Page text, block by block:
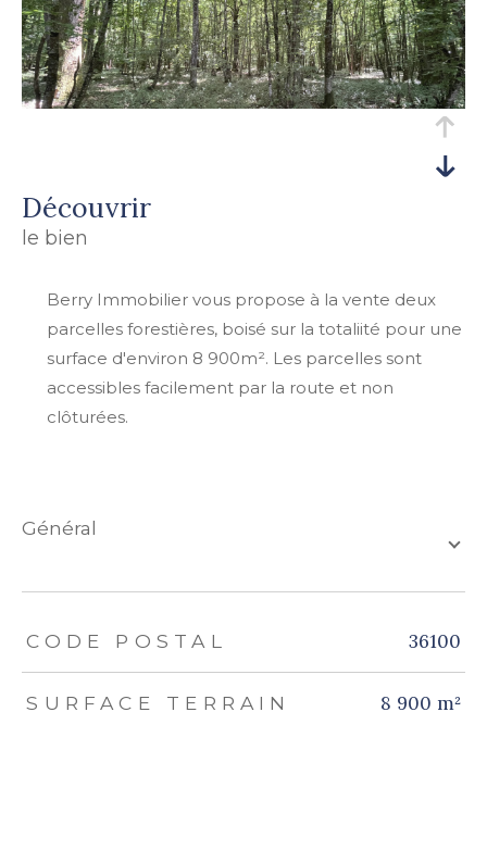
découvrir
le bien
Berry Immobilier vous propose à la vente deux
parcelles forestières, boisé sur la totaliité pour une
surface d'environ 8 900m². Les parcelles sont
accessibles facilement par la route et non
clôturées.
général
TRAD_ZEPHYR_Caracteristique TRAD_ZEPHYR_Valeurs
CODE POSTAL 36100
SURFACE TERRAIN 8 900 m²